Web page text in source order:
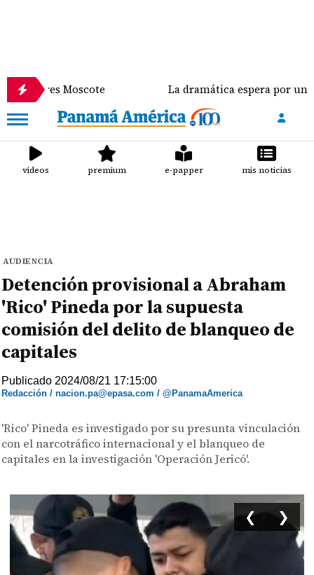
Moscote La dramática espera por un
videos premium e-papper mis noticias
AUDIENCIA
Detención provisional a Abraham
'Rico' Pineda por la supuesta
comisión del delito de blanqueo de
capitales
Publicado 2024/08/21 17:15:00
Redacción / nacion.pa@epasa.com / @PanamaAmerica
'Rico' Pineda es investigado por su presunta vinculación
con el narcotráfico internacional y el blanqueo de
capitales en la investigación 'Operación Jericó'.
❮ ❯